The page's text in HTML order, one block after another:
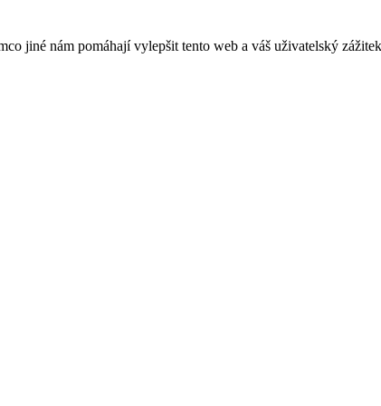
jiné nám pomáhají vylepšit tento web a váš uživatelský